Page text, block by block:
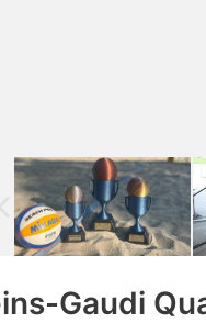
Gaudi